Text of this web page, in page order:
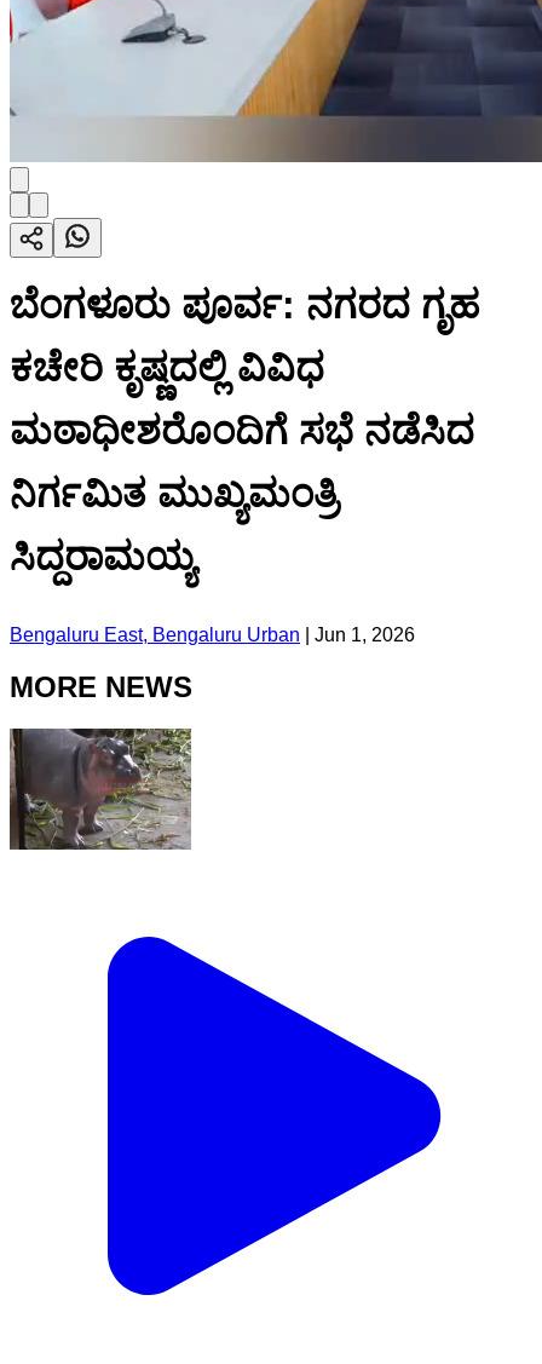
ಬೆಂಗಳೂರು ಪೂರ್ವ: ನಗರದ ಗೃಹ
ಕಚೇರಿ ಕೃಷ್ಣದಲ್ಲಿ ವಿವಿಧ
ಮಠಾಧೀಶರೊಂದಿಗೆ ಸಭೆ ನಡೆಸಿದ
ನಿರ್ಗಮಿತ ಮುಖ್ಯಮಂತ್ರಿ
ಸಿದ್ದರಾಮಯ್ಯ
Bengaluru East, Bengaluru Urban Jun 1, 2026
MORE NEWS